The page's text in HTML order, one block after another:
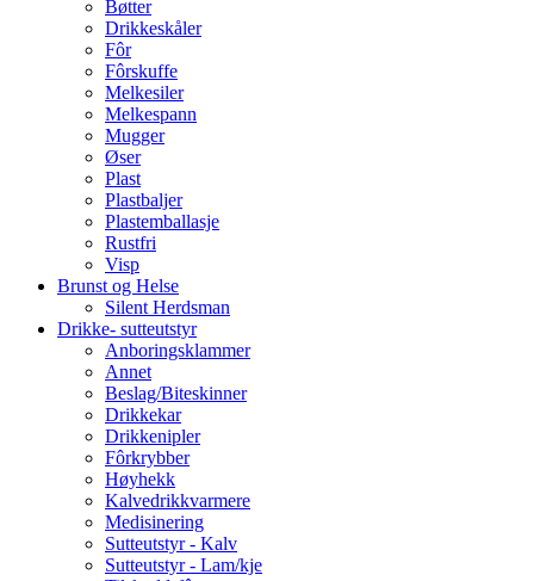
Bøtter
Drikkeskåler
Fôr
Fôrskuffe
Melkesiler
Melkespann
Mugger
Øser
Plast
Plastbaljer
Plastemballasje
Rustfri
Visp
Brunst og Helse
Silent Herdsman
Drikke- sutteutstyr
Anboringsklammer
Annet
Beslag/Biteskinner
Drikkekar
Drikkenipler
Fôrkrybber
Høyhekk
Kalvedrikkvarmere
Medisinering
Sutteutstyr - Kalv
Sutteutstyr - Lam/kje